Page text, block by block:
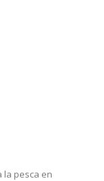
la pesca en